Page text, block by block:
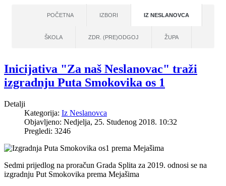
POČETNA IZBORI IZ NESLANOVCA
ŠKOLA ZDR. (PRE)ODGOJ ŽUPA
Inicijativa "Za naš Neslanovac" traži
izgradnju Puta Smokovika os 1
Detalji
Kategorija: Iz Neslanovca
Objavljeno: Nedjelja, 25. Studenog 2018. 10:32
Pregledi: 3246
Sedmi prijedlog na proračun Grada Splita za 2019. odnosi se na
izgradnju Put Smokovika prema Mejašima